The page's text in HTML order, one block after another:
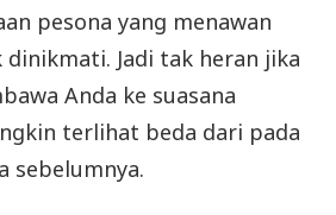
pesona yang menawan
Jadi tak heran jika
Anda ke suasana
terlihat beda dari pada
sebelumnya.